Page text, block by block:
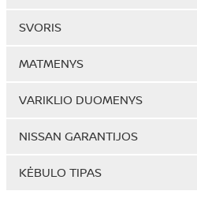
SVORIS
MATMENYS
VARIKLIO DUOMENYS
NISSAN GARANTIJOS
KĖBULO TIPAS